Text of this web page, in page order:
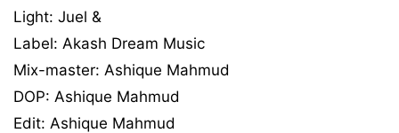
Light: Juel &
Label: Akash Dream Music
Mix-master: Ashique Mahmud
DOP: Ashique Mahmud
Edit: Ashique Mahmud